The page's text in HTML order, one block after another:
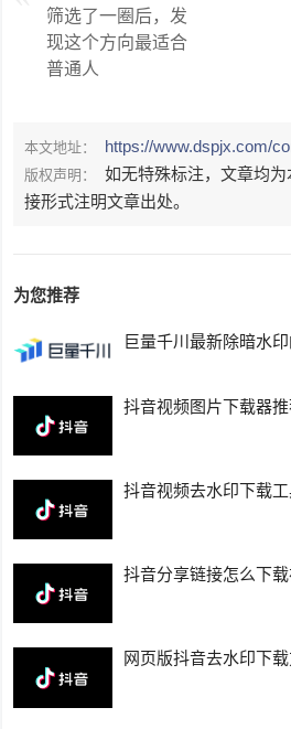
筛选了一圈后，发
现这个方向最适合
普通人
本文地址： https://www.dspjx.com/
版权声明：
如无特殊标注，文章均
接形式注明文章出处。
为您推荐
巨量千川最新除暗水
抖音视频图片下载器
抖音视频去水印下载
抖音分享链接怎么下载
网页版抖音去水印下